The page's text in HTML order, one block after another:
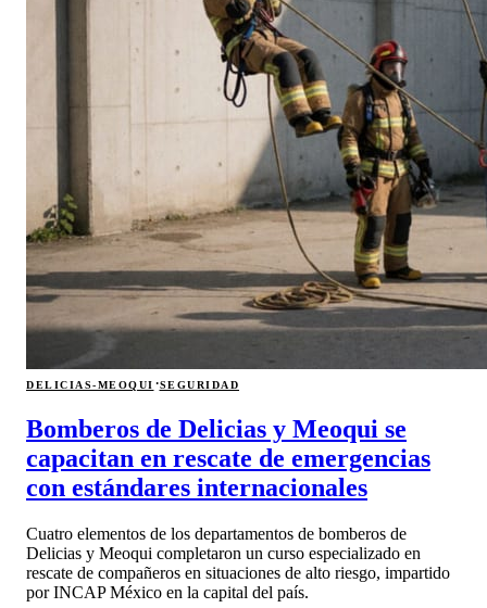
DELICIAS-MEOQUI ·SEGURIDAD
Bomberos de Delicias y Meoqui se
capacitan en rescate de emergencias
con estándares internacionales
Cuatro elementos de los departamentos de bomberos de
Delicias y Meoqui completaron un curso especializado en
rescate de compañeros en situaciones de alto riesgo, impartido
por INCAP México en la capital del país.